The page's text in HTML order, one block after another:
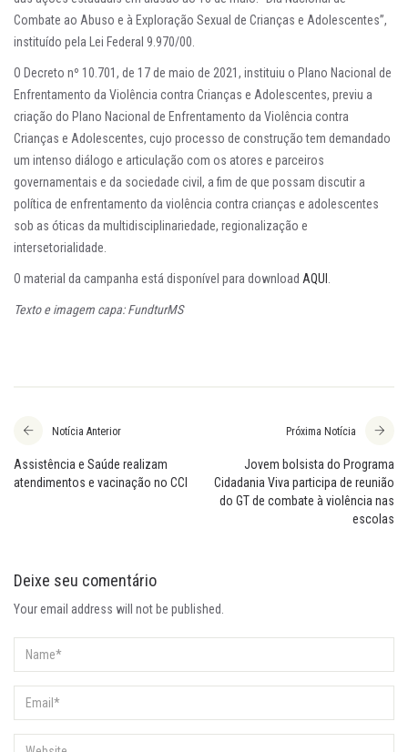
Combate ao Abuso e à Exploração Sexual de Crianças e Adolescentes”,
instituído pela Lei Federal 9.970/00.
O Decreto nº 10.701, de 17 de maio de 2021, instituiu o Plano Nacional de
Enfrentamento da Violência contra Crianças e Adolescentes, previu a
criação do Plano Nacional de Enfrentamento da Violência contra
Crianças e Adolescentes, cujo processo de construção tem demandado
um intenso diálogo e articulação com os atores e parceiros
governamentais e da sociedade civil, a fim de que possam discutir a
política de enfrentamento da violência contra crianças e adolescentes
sob as óticas da multidisciplinariedade, regionalização e
intersetorialidade.
O material da campanha está disponível para download AQUI
Texto e imagem capa: FundturMS
Notícia Anterior
Assistência e Saúde realizam
atendimentos e vacinação no CCI
Próxima Notícia
Jovem bolsista do Programa
Cidadania Viva participa de reunião
do GT de combate à violência nas
escolas
Deixe seu comentário
Your email address will not be published.